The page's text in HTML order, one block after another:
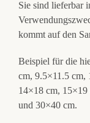
Sie sind lieferbar
kommt auf den
Beispiel für die
cm, 9.5×11.5 cm,
14×18 cm,
und 30×40 cm.